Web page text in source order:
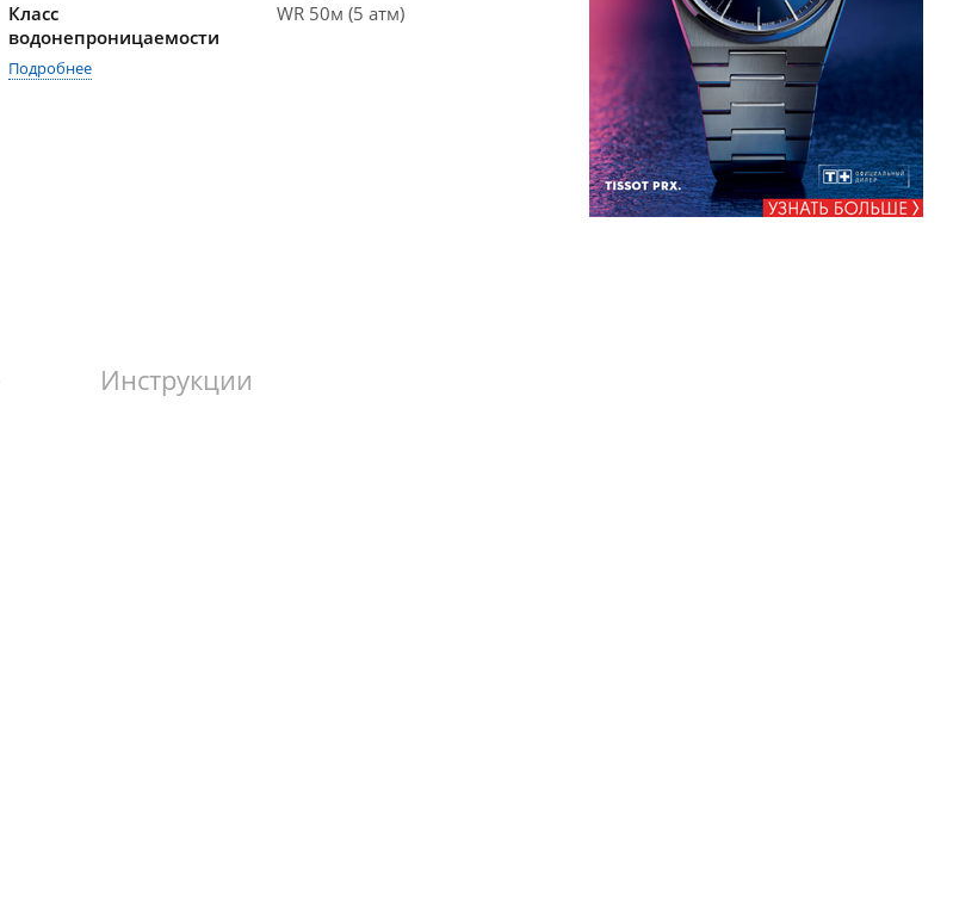
Класс
водонепроницаемости
WR 50м (5 атм)
Подробнее
Инструкции